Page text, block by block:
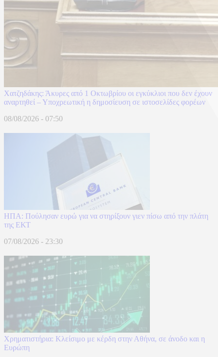
Χατζηδάκης: Άκυρες από 1 Οκτωβρίου οι εγκύκλιοι που δεν έχουν
αναρτηθεί – Υποχρεωτική η δημοσίευση σε ιστοσελίδες φορέων
08/08/2026 - 07:50
ΗΠΑ: Πούλησαν ευρώ για να στηρίξουν γιεν πίσω από την πλάτη
της ΕΚΤ
07/08/2026 - 23:30
Χρηματιστήρια: Κλείσιμο με κέρδη στην Αθήνα, σε άνοδο και η
Ευρώπη